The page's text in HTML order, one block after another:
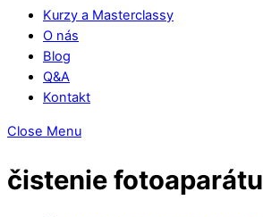
Kurzy a Masterclassy
O nás
Blog
Q&A
Kontakt
Close Menu
čistenie fotoaparátu